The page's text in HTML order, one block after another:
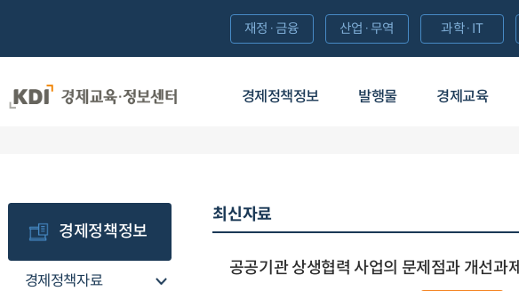
경제정책정보 발행물 경제교육
재정·금융 산업·무역 과학·IT
경제정책정보
경제정책자료
최신자료
공공기관 상생협력 사업의 문제점과 개선과제